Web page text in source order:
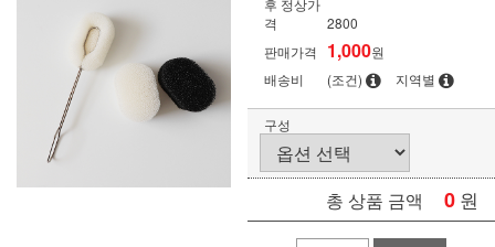
후 정상가
격
2800
판매가격
1,000원
배송비
(조건) 지역별
구성
총 상품 금액 0 원